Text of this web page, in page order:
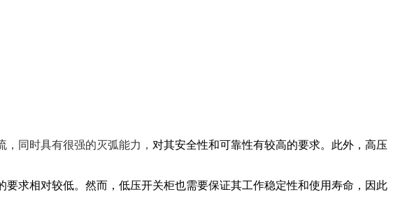
，同时具有很强的灭弧能力， 对其安全性和可靠性有较高的要求。此外，高压
求相对较低。然而，低压开关柜也需要保证其工作稳定性和使用寿命，因此